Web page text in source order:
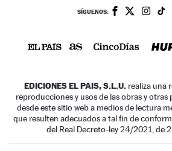
SÍGUENOS:
EDICIONES EL PAIS, S.L.U. realiza una
reproducciones y usos de las obras y otras
desde este sitio web a medios de lectura
que resulten adecuados a tal fin de
del Real Decreto-ley 24/2021, de